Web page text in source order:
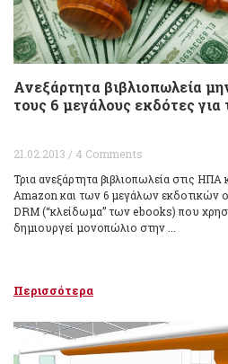
Ανεξάρτητα βιβλιοπωλεία
τους 6 μεγάλους εκδότες για
21.02.2013 / 4 Comments
Τρια ανεξάρτητα βιβλιοπωλεία στις
Amazon και των 6 μεγάλων εκδοτικών
DRM (“κλείδωμα” των ebooks) που
δημιουργεί μονοπώλιο στην ...
Περισσότερα